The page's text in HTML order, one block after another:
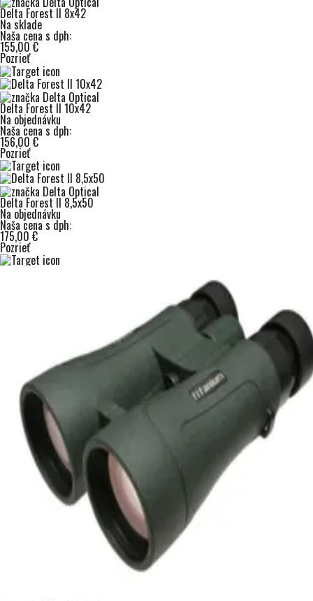
Delta Forest II 8x42
Na sklade
Naša cena s dph:
155,00 €
Pozrieť
Delta Forest II 10x42
Na objednávku
Naša cena s dph:
156,00 €
Pozrieť
Delta Forest II 8,5x50
Na objednávku
Naša cena s dph:
175,00 €
Pozrieť